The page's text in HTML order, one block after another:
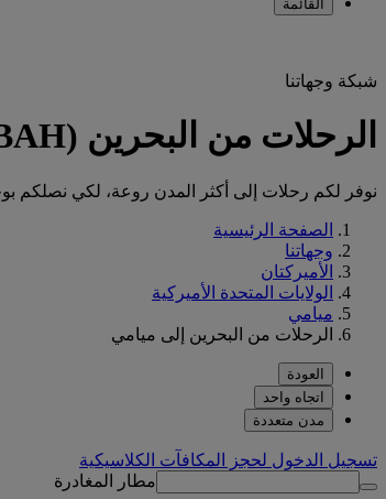
القائمة
شبكة وجهاتنا
الرحلات من البحرين (BAH) إلى ميامي (MIA)
نوفر لكم رحلات إلى أكثر المدن روعة، لكي نصلكم
الصفحة الرئيسية
وجهاتنا
الأميركتان
الولايات المتحدة الأميركية
ميامي
الرحلات من البحرين إلى ميامي
العودة
اتجاه واحد
مدن متعددة
تسجيل الدخول لحجز المكافآت الكلاسيكية
مطار المغادرة